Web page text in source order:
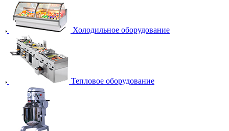
Холодильное оборудование
Тепловое оборудование